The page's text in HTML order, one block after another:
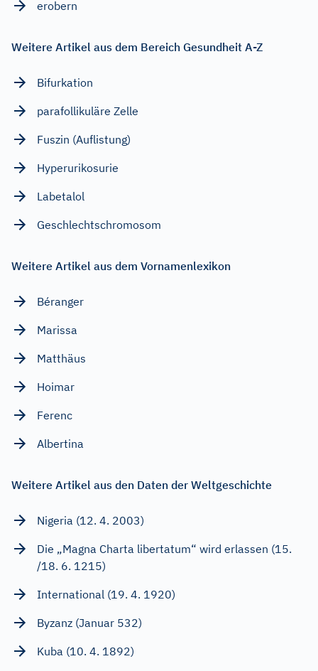
erobern
Weitere Artikel aus dem Bereich Gesundheit A-Z
Bifurkation
parafollikuläre Zelle
Fuszin (Auflistung)
Hyperurikosurie
Labetalol
Geschlechtschromosom
Weitere Artikel aus dem Vornamenlexikon
Béranger
Marissa
Matthäus
Hoimar
Ferenc
Albertina
Weitere Artikel aus den Daten der Weltgeschichte
Nigeria (12. 4. 2003)
Die „Magna Charta libertatum“ wird erlassen (15.
/18. 6. 1215)
International (19. 4. 1920)
Byzanz (Januar 532)
Kuba (10. 4. 1892)